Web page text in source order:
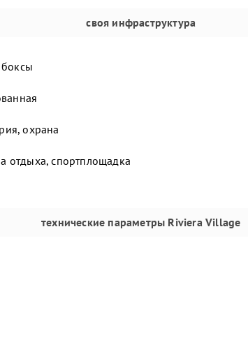
своя инфраструктура
охрана
отдыха, спортплощадка
технические параметры Riviera Village